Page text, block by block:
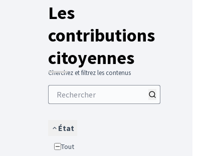
Les
contributions
citoyennes
Cherchez et filtrez les contenus
État
Tout